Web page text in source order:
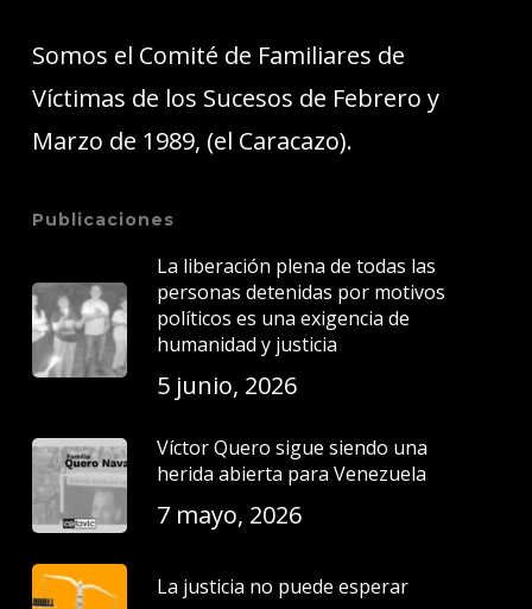
Somos el Comité de Familiares de
Víctimas de los Sucesos de Febrero y
Marzo de 1989, (el Caracazo).
Publicaciones
La liberación plena de todas las
personas detenidas por motivos
políticos es una exigencia de
humanidad y justicia
5 junio, 2026
Víctor Quero sigue siendo una
herida abierta para Venezuela
7 mayo, 2026
La justicia no puede esperar